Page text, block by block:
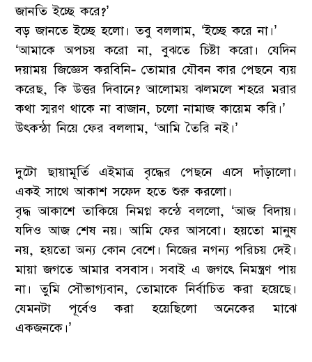
জানতি ইচ্ছে করে?’
বড় জানতে ইচ্ছে হলো। তবু বললাম, ‘ইচ্ছে করে না।’
‘আমাকে অপচয় করো না, বুঝতে চিষ্টা করো। যেদিন
দয়াময় জিজ্ঞেস করবিনি- তোমার যৌবন কার পেছনে ব্যয়
করেছ, কি উত্তর দিবানে? আলোময় ঝলমলে শহরে মরার
কথা স্মরণ থাকে না বাজান, চলো নামাজ কায়েম করি।’
উৎকন্ঠা নিয়ে ফের বললাম, ‘আমি তৈরি নই।’
দুটো ছায়ামূর্তি এইমাত্র বৃদ্ধের পেছনে এসে দাঁড়ালো।
একই সাথে আকাশ সফেদ হতে শুরু করলো।
বৃদ্ধ আকাশে তাকিয়ে নিমগ্ন কন্ঠে বললো, ‘আজ বিদায়।
যদিও আজ শেষ নয়। আমি ফের আসবো। হয়তো মানুষ
নয়, হয়তো অন্য কোন বেশে। নিজের নগন্য পরিচয় দেই।
মায়া জগতে আমার বসবাস। সবাই এ জগৎে নিমন্ত্রণ পায়
না। তুমি সৌভাগ্যবান, তোমাকে নির্বাচিত করা হয়েছে।
যেমনটা পূর্বেও করা হয়েছিলো অনেকের মাঝে
একজনকে।’